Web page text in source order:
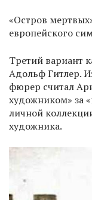
«Остров
европейского
Третий вариант
Адольф Гитлер.
фюрер считал
художником» за
личной
художника.